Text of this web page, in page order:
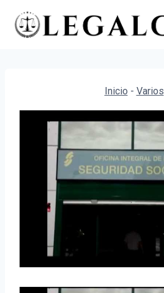
Saltar
Inicio - Varios